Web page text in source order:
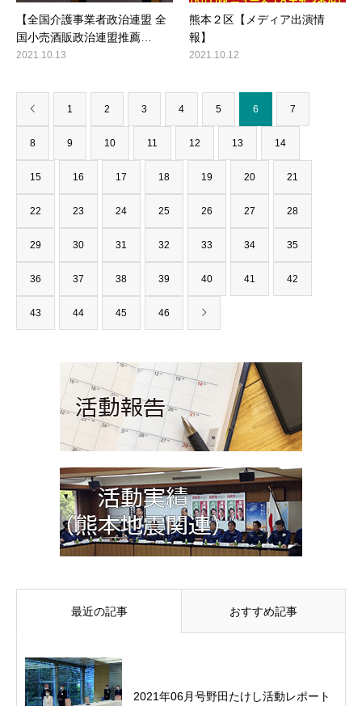
【全国介護事業者政治連盟 全
国小売酒販政治連盟推薦…
2021.10.13
熊本２区【メディア出演情
報】
2021.10.12
1 2 3 4 5 6 7
8 9 10 11 12 13 14
15 16 17 18 19 20 21
22 23 24 25 26 27 28
29 30 31 32 33 34 35
36 37 38 39 40 41 42
43 44 45 46
最近の記事 おすすめ記事
2021年06月号野田たけし活動レポート